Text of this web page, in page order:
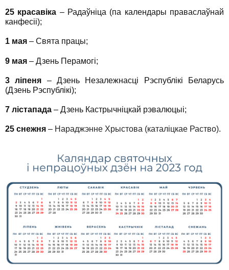
25 красавіка – Радаўніца (па календары праваслаўнай
канфесіі);
1 мая – Свята працы;
9 мая – Дзень Перамогі;
3 ліпеня – Дзень Незалежнасці Рэспублікі Беларусь
(Дзень Рэспублікі);
7 лістапада – Дзень Кастрычніцкай рэвалюцыі;
25 снежня – Нараджэнне Хрыстова (каталіцкае Раство).